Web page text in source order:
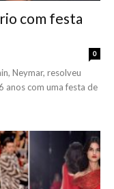
com festa
0
Neymar, resolveu
anos com uma festa de